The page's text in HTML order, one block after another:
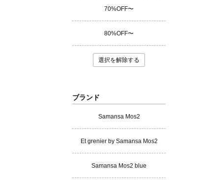
70%OFF〜
80%OFF〜
選択を解除する
ブランド
Samansa Mos2
Et grenier by Samansa Mos2
Samansa Mos2 blue